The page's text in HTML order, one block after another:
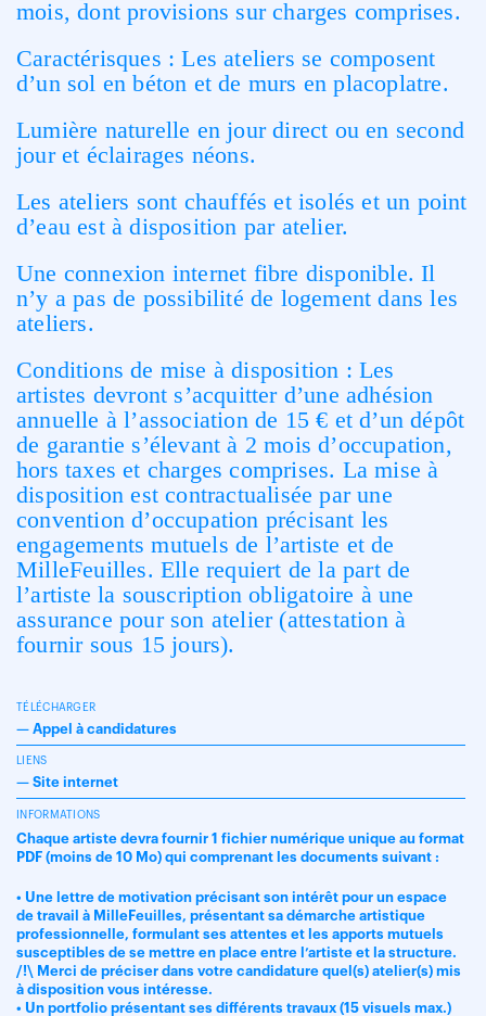
mois, dont provisions sur charges comprises.
Caractérisques :Les ateliers se composent
d’un sol en béton et de murs en placoplatre.
Lumière naturelle en jour direct ou en second
jour et éclairages néons.
Les ateliers sont chauffés et isolés et un point
d’eau est à disposition par atelier.
Une connexion internet fibre disponible. Il
n’y a pas de possibilité de logement dans les
ateliers.
Conditions de mise à disposition :Les
artistes devront s’acquitter d’une adhésion
annuelle à l’association de 15 € et d’undépôt
de garantie s’élevant à 2 mois d’occupation,
hors taxes et charges comprises. La mise à
disposition est contractualisée par une
convention d’occupation précisant les
engagements mutuels de l’artiste et de
MilleFeuilles. Elle requiert de la part de
l’artiste la souscription obligatoire à une
assurance pour son atelier (attestation à
fournir sous 15 jours).
TÉLÉCHARGER
— Appel à candidatures
LIENS
— Site internet
INFORMATIONS
Chaque artiste devra fournir 1 fichier numérique unique au format
PDF (moins de 10 Mo) qui comprenant les documents suivant :
• Une lettre de motivation précisant son intérêt pour un espace
de travail à MilleFeuilles, présentant sa démarche artistique
professionnelle, formulant ses attentes et les apports mutuels
susceptibles de se mettre en place entre l’artiste et la structure.
/!\ Merci de préciser dans votre candidature quel(s) atelier(s) mis
à disposition vous intéresse.
• Un portfolio présentant ses différents travaux (15 visuels max.)